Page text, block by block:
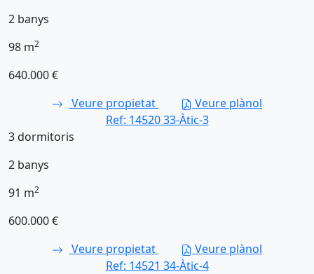
2 banys
98 m2
640.000 €
Veure propietat
Veure plànol
Ref: 1452033-Àtic-3
3dormitoris
2 banys
91 m2
600.000 €
Veure propietat
Veure plànol
Ref: 14521 34-Àtic-4